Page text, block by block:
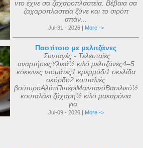
ντο έχνε σα ζαχαροπλαστεία. Βέβαια σα
ζαχαροπλαστεία ξ̌ύνε και το σιρόπ
απάν...
Jul-31 - 2026 | More ->
Παστίτσιο με μελιτζάνες
Συνταγές - Τελευταίες
αναρτήσειςΥλικά½ κιλό μελιτζάνες4–5
κόκκινες ντομάτες1 κρεμμύδι1 σκελίδα
σκόρδο2 κουταλιές
βούτυροΑλάτιΠιπέριΜαϊντανόΒασιλικό½
κουταλάκι ζάχαρη½ κιλό μακαρόνια
για...
Jul-09 - 2026 | More ->